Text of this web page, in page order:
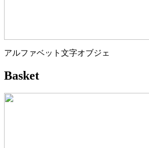
アルファベット文字オブジェ
Basket